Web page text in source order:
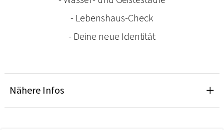
- Lebenshaus-Check
- Deine neue Identität
Nähere Infos